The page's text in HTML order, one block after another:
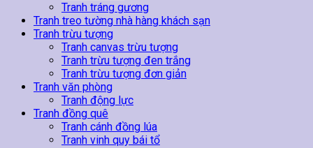
Tranh tráng gương
Tranh treo tường nhà hàng khách sạn
Tranh trừu tượng
Tranh canvas trừu tượng
Tranh trừu tượng đen trắng
Tranh trừu tượng đơn giản
Tranh văn phòng
Tranh động lực
Tranh đồng quê
Tranh cánh đồng lúa
Tranh vinh quy bái tổ